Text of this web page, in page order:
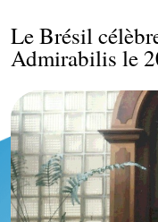
Le Brésil
Admirabilis le